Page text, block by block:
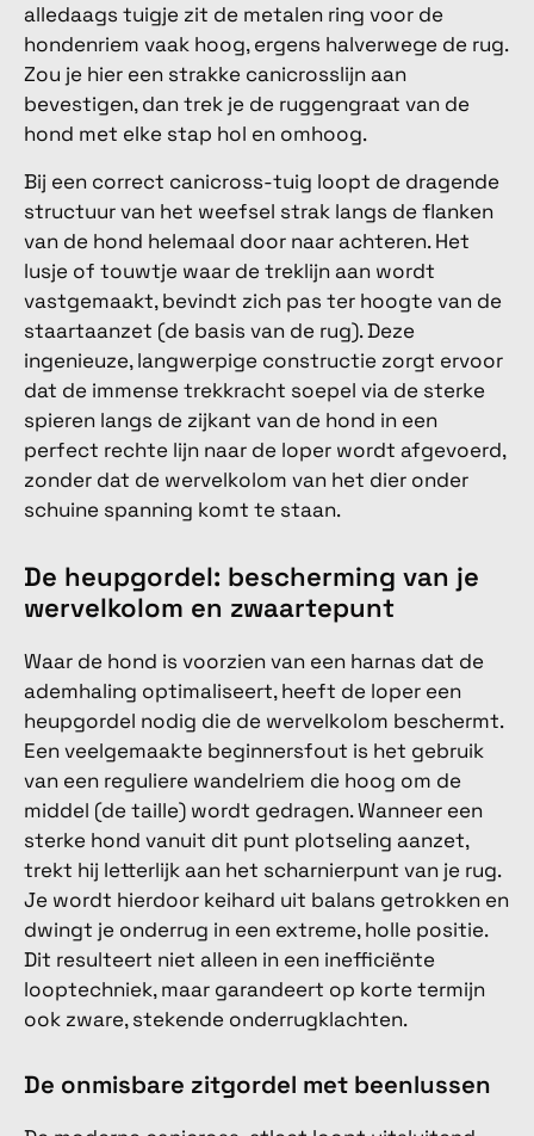
alledaags tuigje zit de metalen ring voor de
hondenriem vaak hoog, ergens halverwege de rug.
Zou je hier een strakke canicrosslijn aan
bevestigen, dan trek je de ruggengraat van de
hond met elke stap hol en omhoog.
Bij een correct canicross-tuig loopt de dragende
structuur van het weefsel strak langs de flanken
van de hond helemaal door naar achteren. Het
lusje of touwtje waar de treklijn aan wordt
vastgemaakt, bevindt zich pas ter hoogte van de
staartaanzet (de basis van de rug). Deze
ingenieuze, langwerpige constructie zorgt ervoor
dat de immense trekkracht soepel via de sterke
spieren langs de zijkant van de hond in een
perfect rechte lijn naar de loper wordt afgevoerd,
zonder dat de wervelkolom van het dier onder
schuine spanning komt te staan.
De heupgordel: bescherming van je
wervelkolom en zwaartepunt
Waar de hond is voorzien van een harnas dat de
ademhaling optimaliseert, heeft de loper een
heupgordel nodig die de wervelkolom beschermt.
Een veelgemaakte beginnersfout is het gebruik
van een reguliere wandelriem die hoog om de
middel (de taille) wordt gedragen. Wanneer een
sterke hond vanuit dit punt plotseling aanzet,
trekt hij letterlijk aan het scharnierpunt van je rug.
Je wordt hierdoor keihard uit balans getrokken en
dwingt je onderrug in een extreme, holle positie.
Dit resulteert niet alleen in een inefficiënte
looptechniek, maar garandeert op korte termijn
ook zware, stekende onderrugklachten.
De onmisbare zitgordel met beenlussen